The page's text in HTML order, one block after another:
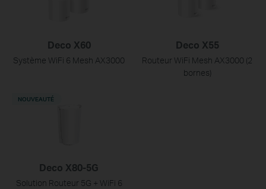
Deco X60
Système WiFi 6 Mesh AX3000
Deco X55
Routeur WiFi Mesh AX3000 (2
bornes)
Deco X80-5G
Solution Routeur 5G + WiFi 6
NOUVEAUTÉ